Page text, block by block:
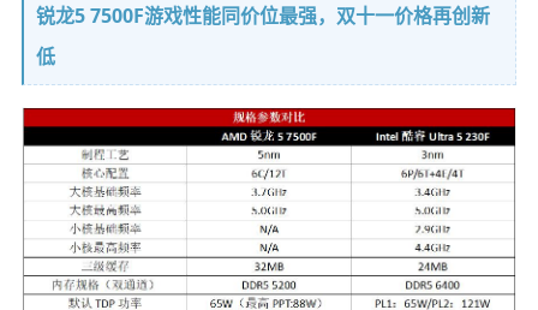
锐龙5 7500F游戏性能同价位最强，双十一价格再创新
低